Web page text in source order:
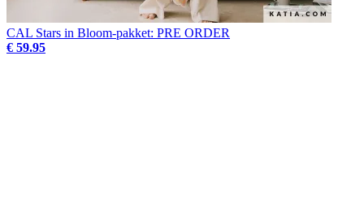
CAL Stars in Bloom-pakket: PRE ORDER
€ 59.95